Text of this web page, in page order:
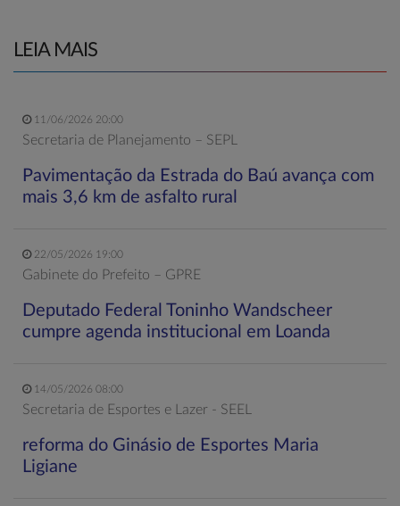
LEIA MAIS
11/06/2026 20:00
Secretaria de Planejamento – SEPL
Pavimentação da Estrada do Baú avança com
mais 3,6 km de asfalto rural
22/05/2026 19:00
Gabinete do Prefeito – GPRE
Deputado Federal Toninho Wandscheer
cumpre agenda institucional em Loanda
14/05/2026 08:00
Secretaria de Esportes e Lazer - SEEL
reforma do Ginásio de Esportes Maria
Ligiane